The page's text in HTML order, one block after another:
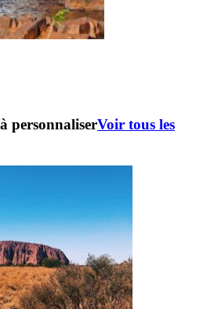
personnaliserVoir tous les